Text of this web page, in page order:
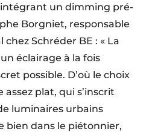
un dimming pré-
Borgniet, responsable
Schréder BE : « La
éclairage à la fois
possible. D’où le choix
plat, qui s’inscrit
luminaires urbains
bien dans le piétonnier,